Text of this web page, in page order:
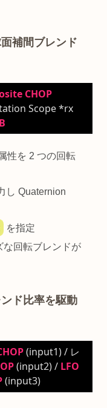
補間ブレンド
CHOP
Scope *rx
B
性を 2 つの回転
し Quaternion
を指定
な回転ブレンドが
ド比率を駆動
(input1) / レ
(input2) / LFO
(input3)